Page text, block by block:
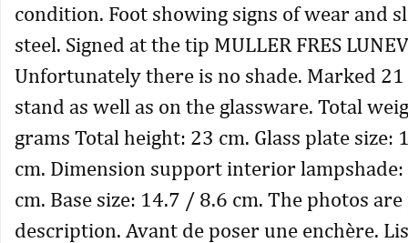
condition. Foot showing signs of wear and
steel. Signed at the tip MULLER FRES
Unfortunately there is no shade. Marked
stand as well as on the glassware. Total
grams Total height: 23 cm. Glass plate size:
cm. Dimension support interior
cm. Base size: 14.7 / 8.6 cm. The photos
description. Avant de poser une enchère.